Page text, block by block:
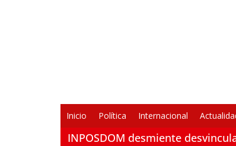
Inicio Política Internacional
INPOSDOM desmiente